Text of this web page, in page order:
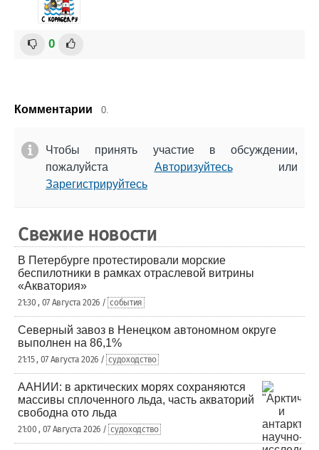
0
Комментарии 0.
Чтобы принять участие в обсуждении,
пожалуйста Авторизуйтесьили
Зарегистрируйтесь
Свежие новости
В Петербурге протестировали морские
беспилотники в рамках отраслевой витрины
«Акватория»
21:30 , 07 Августа 2026 / события
Северный завоз в Ненецком автономном округе
выполнен на 86,1%
21:15 , 07 Августа 2026 / судоходство
ААНИИ: в арктических морях сохраняются
массивы сплоченного льда, часть акваторий
свободна ото льда
21:00 , 07 Августа 2026 / судоходство